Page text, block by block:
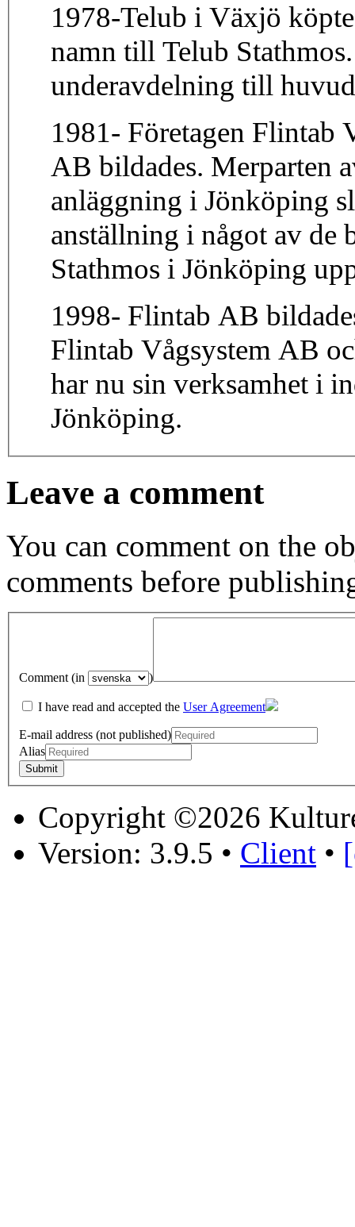
1978-Telub i Växjö
namn till Telub
underavdelning till
1981- Företagen Flintab
AB bildades. Merparten
anläggning i Jönköping
anställning i något av de
Stathmos i Jönköping
1998- Flintab AB
Flintab Vågsystem AB
har nu sin verksamhet i
Jönköping.
Leave a comment
You can comment on the
comments before
Comment (in )
I have read and accepted the User Agreement
E-mail address (not published)
Alias
Copyright ©2026
Version: 3.9.5 • Client •